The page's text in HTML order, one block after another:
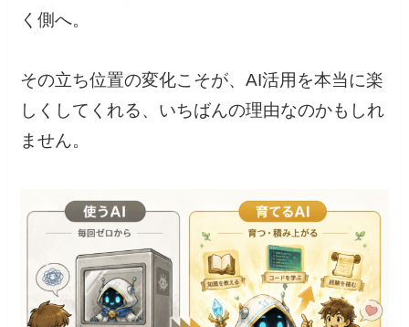
く側へ。
その立ち位置の変化こそが、AI活用を本当に楽
しくしてくれる、いちばんの理由なのかもしれ
ません。